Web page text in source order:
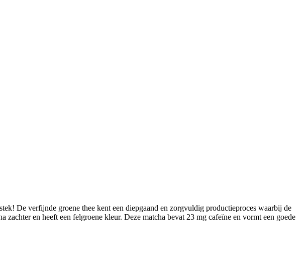
De verfijnde groene thee kent een diepgaand en zorgvuldig productieproces waarbij de
zachter en heeft een felgroene kleur. Deze matcha bevat 23 mg cafeïne en vormt een goede